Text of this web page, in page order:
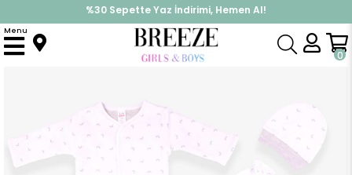
%30 Sepette Yaz İndirimi, Hemen Al!
İndirimlere ek %10 İndirimi Kap, Hemen Üye Ol!
0
Menu
Anasayfa Hastane Çıkışı